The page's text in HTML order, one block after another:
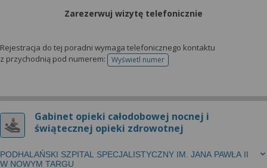
Zarezerwuj wizytę telefonicznie
Rejestracja do tej poradni wymaga telefonicznego kontaktu
z przychodnią pod numerem:
Wyświetl numertelefonu do rejestracji
Gabinet opieki całodobowej nocnej i
świątecznej opieki zdrowotnej
PODHALAŃSKI SZPITAL SPECJALISTYCZNY IM. JANA PAWŁA II
W NOWYM TARGU